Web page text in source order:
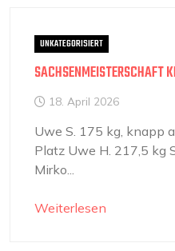
UNKATEGORISIERT
SACHSENMEISTERSCHAFT
18. April 2026
Uwe S. 175 kg, knapp
Platz Uwe H. 217,5 kg
Mirko...
Weiterlesen